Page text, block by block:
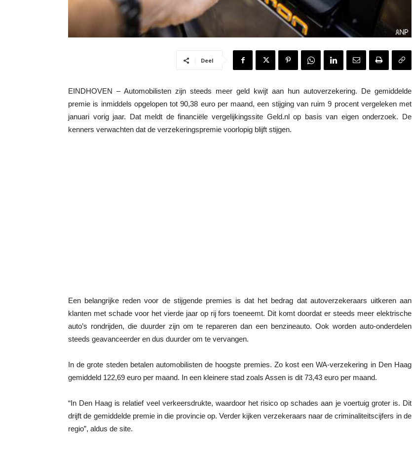
Deel
EINDHOVEN – Automobilisten zijn steeds meer geld kwijt aan hun autoverzekering. De gemiddelde
premie is inmiddels opgelopen tot 90,38 euro per maand, een stijging van ruim 9 procent vergeleken met
januari vorig jaar. Dat meldt de financiële vergelijkingssite Geld.nl op basis van eigen onderzoek. De
kenners verwachten dat de verzekeringspremie voorlopig blijft stijgen.
Een belangrijke reden voor de stijgende premies is dat het bedrag dat autoverzekeraars uitkeren aan
klanten met schade voor het vierde jaar op rij fors toeneemt. Dit komt doordat er steeds meer elektrische
auto’s rondrijden, die duurder zijn om te repareren dan een benzineauto. Ook worden auto-onderdelen
steeds geavanceerder en dus duurder om te vervangen.
In de grote steden betalen automobilisten de hoogste premies. Zo kost een WA-verzekering in Den Haag
gemiddeld 122,69 euro per maand. In een kleinere stad zoals Assen is dit 73,43 euro per maand.
“In Den Haag is relatief veel verkeersdrukte, waardoor het risico op schades aan je voertuig groter is. Dit
drijft de gemiddelde premie in die provincie op. Verder kijken verzekeraars naar de criminaliteitscijfers in de
regio”, aldus de site.